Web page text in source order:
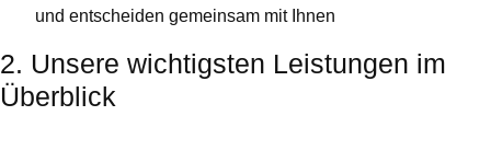
und entscheiden gemeinsam mit Ihnen
2. Unsere wichtigsten Leistungen im
Überblick